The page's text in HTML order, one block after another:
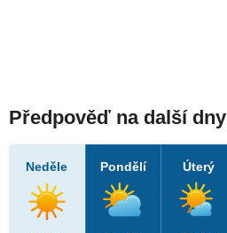
Předpověď na další dny
Neděle Pondělí Úterý